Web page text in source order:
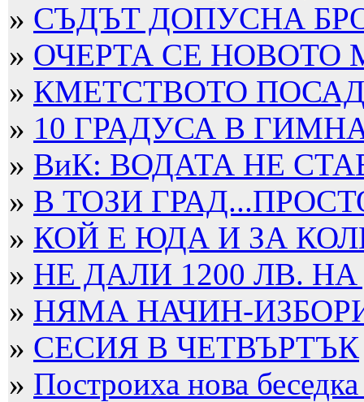
» СЪДЪТ ДОПУСНА
» ОЧЕРТА СЕ НОВОТО
» КМЕТСТВОТО
» 10 ГРАДУСА В
» ВиК: ВОДАТА НЕ
» В ТОЗИ
» КОЙ Е ЮДА И ЗА
» НЕ ДАЛИ 1200 ЛВ.
» НЯМА НАЧИН-
» СЕСИЯ В ЧЕТВЪРТЪК
» Построиха нова